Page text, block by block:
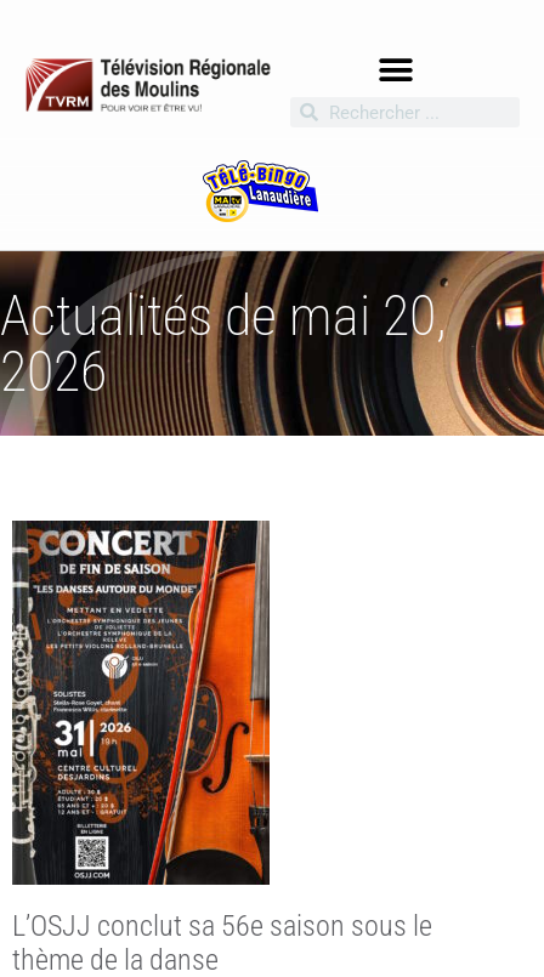
Actualités de mai 20,
2026
L’OSJJ conclut sa 56e saison sous le
thème de la danse